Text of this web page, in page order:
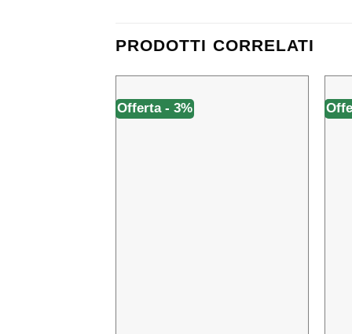
PRODOTTI CORRELATI
Offerta - 3%